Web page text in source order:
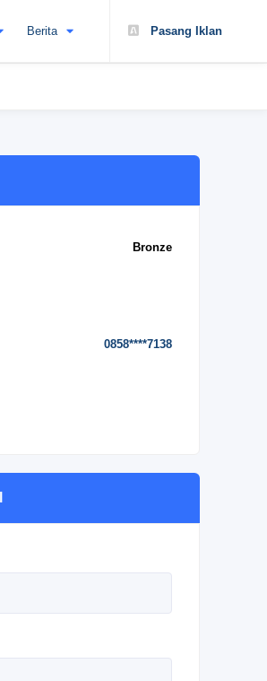
Pasang Iklan
Berita
Bronze
0858****7138